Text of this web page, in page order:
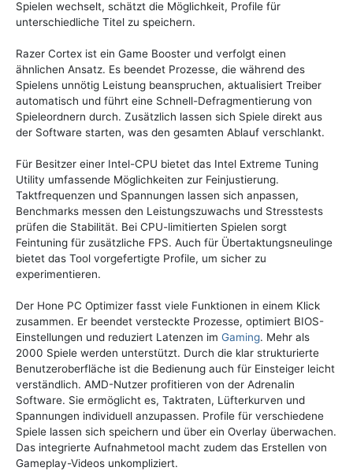
Spielen wechselt, schätzt die Möglichkeit, Profile für
unterschiedliche Titel zu speichern.
Razer Cortex ist ein Game Booster und verfolgt einen
ähnlichen Ansatz. Es beendet Prozesse, die während des
Spielens unnötig Leistung beanspruchen, aktualisiert Treiber
automatisch und führt eine Schnell-Defragmentierung von
Spieleordnern durch. Zusätzlich lassen sich Spiele direkt aus
der Software starten, was den gesamten Ablauf verschlankt.
Für Besitzer einer Intel-CPU bietet das Intel Extreme Tuning
Utility umfassende Möglichkeiten zur Feinjustierung.
Taktfrequenzen und Spannungen lassen sich anpassen,
Benchmarks messen den Leistungszuwachs und Stresstests
prüfen die Stabilität. Bei CPU-limitierten Spielen sorgt
Feintuning für zusätzliche FPS. Auch für Übertaktungsneulinge
bietet das Tool vorgefertigte Profile, um sicher zu
experimentieren.
Der Hone PC Optimizer fasst viele Funktionen in einem Klick
zusammen. Er beendet versteckte Prozesse, optimiert BIOS-
Einstellungen und reduziert Latenzen im Gaming. Mehr als
2000 Spiele werden unterstützt. Durch die klar strukturierte
Benutzeroberfläche ist die Bedienung auch für Einsteiger leicht
verständlich. AMD-Nutzer profitieren von der Adrenalin
Software. Sie ermöglicht es, Taktraten, Lüfterkurven und
Spannungen individuell anzupassen. Profile für verschiedene
Spiele lassen sich speichern und über ein Overlay überwachen.
Das integrierte Aufnahmetool macht zudem das Erstellen von
Gameplay-Videos unkompliziert.